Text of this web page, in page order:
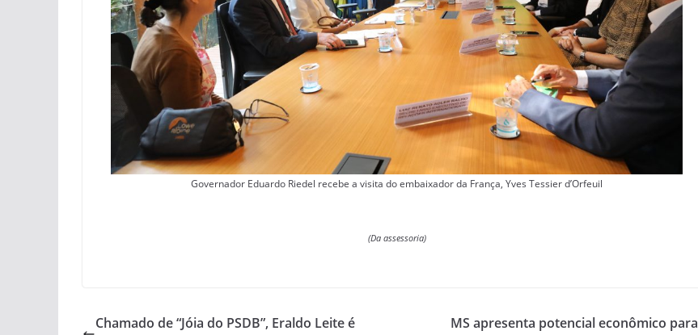
Governador Eduardo Riedel recebe a visita do embaixador da França, Yves Tessier d’Orfeuil
(Da assessoria)
Chamado de “Jóia do PSDB”, Eraldo Leite é
MS apresenta potencial econômico para